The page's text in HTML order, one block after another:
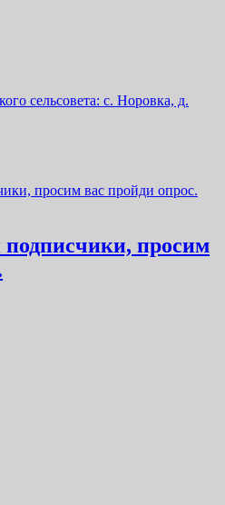
сельсовета: с. Норовка, д.
просим